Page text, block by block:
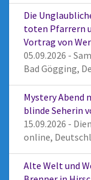
Die
toten Pfarrern
Vortrag von
05.09.2026 -
Bad Gögging,
Mystery Abend
blinde Seherin
15.09.2026 -
online,
Alte Welt und